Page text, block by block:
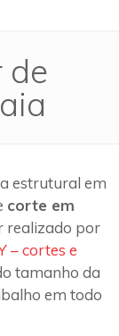
de
estrutural em
corte em
realizado por
– cortes e
tamanho da
em todo